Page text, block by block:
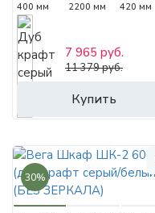
400 мм 2200 мм 420 мм
Купить
7 965 руб.
11 379 руб.
30%